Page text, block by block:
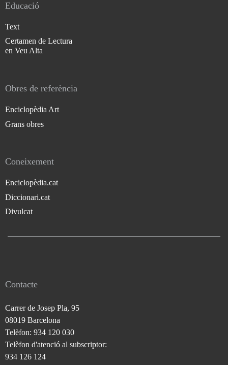
Educació
Text
Certamen de Lectura
en Veu Alta
Obres de referència
Enciclopèdia Art
Grans obres
Coneixement
Enciclopèdia.cat
Diccionari.cat
Divulcat
Contacte
Carrer de Josep Pla, 95
08019 Barcelona
Telèfon: 934 120 030
Telèfon d'atenció al subscriptor:
934 126 124